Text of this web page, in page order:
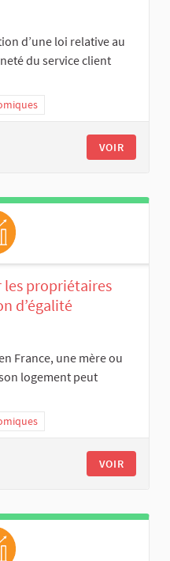
d’une loi relative au
du service client
VOIR
propriétaires
d’égalité
France, une mère ou
logement peut
VOIR